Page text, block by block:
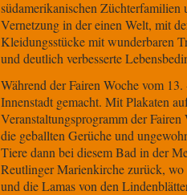
südamerikanischen
Vernetzung in der einen Welt, mit
Kleidungsstücke mit wunderbaren
und deutlich verbesserte
Während der Fairen Woche vom
Innenstadt gemacht. Mit Plakaten
Veranstaltungsprogramm der
die geballten Gerüche und
Tiere dann bei diesem Bad in der
Reutlinger Marienkirche zurück,
und die Lamas von den